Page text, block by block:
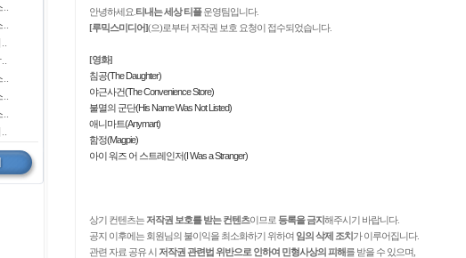
..
..
..
..
..
안녕하세요. 티내는 세상 티플운영팀입니다.
[루믹스미디어](으)로부터 저작권 보호 요청이 접수되었습니다.
[영화]
침공(The Daughter)
야근사건(The Convenience Store)
불멸의 군단(His Name Was Not Listed)
애니마트(Anymart)
함정(Magpie)
아이 워즈 어 스트레인저(I Was a Stranger)
상기 컨텐츠는저작권 보호를받는 컨텐츠이므로 등록을 금지해주시기 바랍니다.
공지 이후에는 회원님의 불이익을 최소화하기 위하여 임의 삭제 조치가 이루어집니다.
관련 자료 공유 시저작권 관련법 위반으로 인하여 민형사상의 피해를 받을 수 있으며,